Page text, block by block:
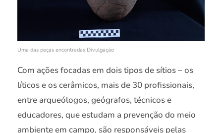
Uma das peças encontradas Divulgação
Com ações focadas em dois tipos de sítios – os
líticos e os cerâmicos, mais de 30 profissionais,
entre arqueólogos, geógrafos, técnicos e
educadores, que estudam a prevenção do meio
ambiente em campo, são responsáveis pelas